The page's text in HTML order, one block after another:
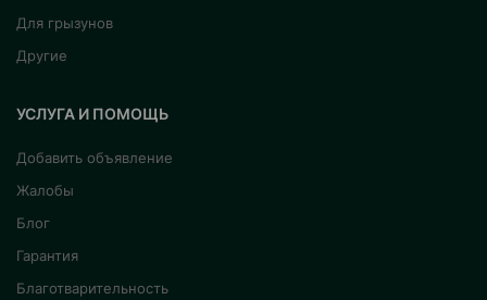
Для грызунов
Другие
УСЛУГА И ПОМОЩЬ
Добавить объявление
Жалобы
Блог
Гарантия
Благотварительность